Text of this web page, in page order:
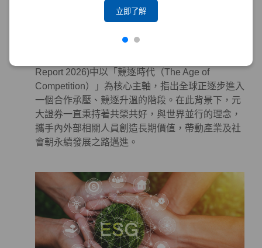
立即了解
會及環境產生正面影響。
世界經濟論壇（World Economic Forum, WEF）發
Report 2026)中以「競逐時代（The Age of
Competition）」為核心主軸，指出全球正逐步進入
一個合作承壓、競逐升溫的階段。在此背景下，元
大證券一直秉持著共榮共好，與世界並行的理念，
攜手內外部相關人員創造長期價值，帶動產業及社
會朝永續發展之路邁進。